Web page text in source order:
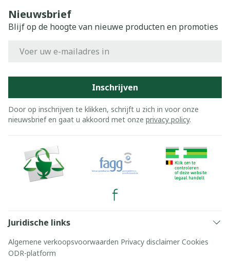
Nieuwsbrief
Blijf op de hoogte van nieuwe producten en promoties
Inschrijven
Door op inschrijven te klikken, schrijft u zich in voor onze
nieuwsbrief en gaat u akkoord met onze privacy policy.
Juridische links
Algemene verkoopsvoorwaarden Privacy disclaimer Cookies
ODR-platform